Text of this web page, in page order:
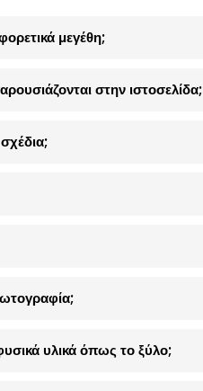
μεγέθη;
στην ιστοσελίδα;
υλικά όπως το ξύλο;